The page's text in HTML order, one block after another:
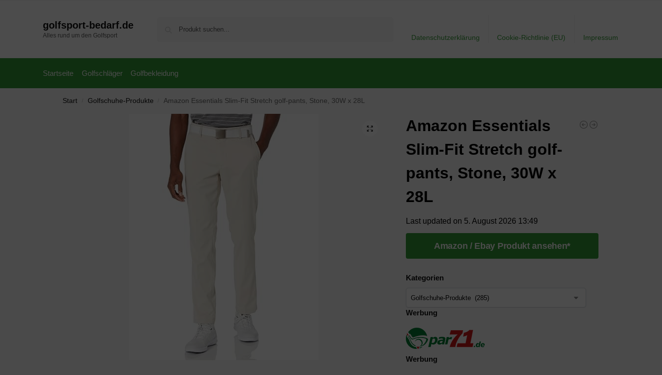
golfsport-bedarf.de
Alles rund um den Golfsport Datenschutzerklärung Cookie-Richtlinie (EU) Impressum
Startseite Golfschläger Golfbekleidung
Start Golfschuhe-Produkte Amazon Essentials Slim-Fit Stretch golf-pants, Stone, 30W x 28L
Amazon Essentials
Slim-Fit Stretch golf-
pants, Stone, 30W x
28L
Last updated on 5. August 2026 13:49
Amazon / Ebay Produkt ansehen*
Kategorien
Werbung
Werbung